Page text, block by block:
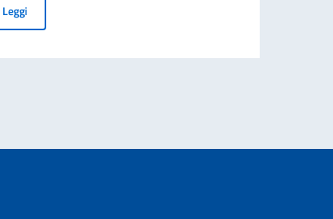
LeggiAssunzione di n. 2 impiegati a contratto temporaneo di 6 mesi